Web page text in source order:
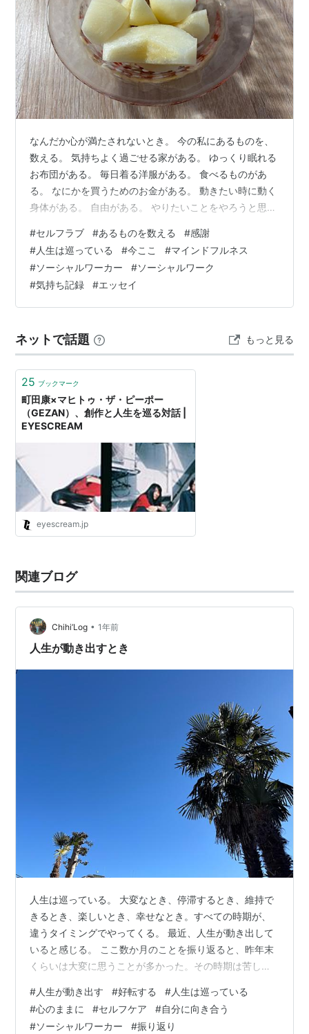
なんだか心が満たされないとき。 今の私にあるものを、
数える。 気持ちよく過ごせる家がある。 ゆっくり眠れる
お布団がある。 毎日着る洋服がある。 食べるものがあ
る。 なにかを買うためのお金がある。 動きたい時に動く
身体がある。 自由がある。 やりたいことをやろうと思う
っぱい持っているものがあるのに、たまにそれを忘れて
しまう。 私たちの日々が当たり前ではないこと。この
日々を送れているのは紛れもなく自分の功績。積み重ね
てきた信頼、努力、実績、愛・・・たくさんの宝を自分
の人生に集めてきたのだ。 私にも、いっぱいある。 同じ
#セルフラブ #あるものを数える #感謝
#人生は巡っている #今ここ #マインドフルネス
#ソーシャルワーカー #ソーシャルワーク
#気持ち記録 #エッセイ
ネットで話題 もっと見る
25 ブックマーク
町田康×マヒトゥ・ザ・ピーポー
（GEZAN）、創作と人生を巡る対話 |
EYESCREAM
eyescream.jp
関連ブログ
Chihi’Log • 1年前
人生が動き出すとき
人生は巡っている。 大変なとき、停滞するとき、維持で
きるとき、楽しいとき、幸せなとき。すべての時期が、
違うタイミングでやってくる。 最近、人生が動き出して
いると感じる。 ここ数か月のことを振り返ると、昨年末
くらいは大変に思うことが多かった。その時期は苦しか
とが起きて「やってられない」と多少の怒りもあり。怒
りを通り過ぎて呆れることもあった。 年が明け、環境の
#人生が動き出す #好転する #人生は巡っている
#心のままに #セルフケア #自分に向き合う
#ソーシャルワーカー #振り返り